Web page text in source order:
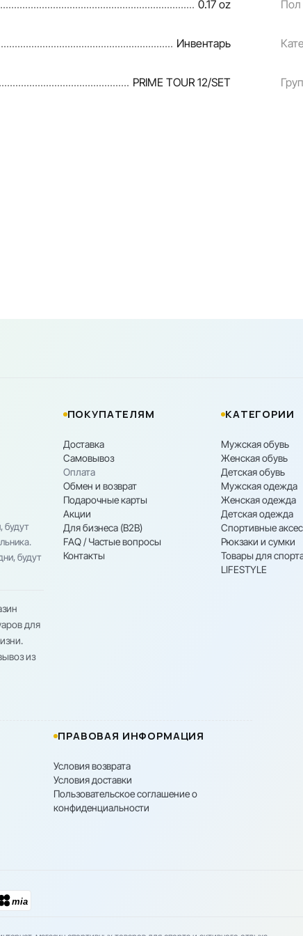
0.17 oz Пол
Инвентарь
PRIME TOUR 12/SET
будут
будут
для
из
ПОКУПАТЕЛЯМ
Доставка
Самовывоз
Оплата
Обмен и возврат
Подарочные карты
Акции
Для бизнеса (B2B)
FAQ / Частые вопросы
Контакты
КАТЕГОРИИ
Мужская обувь
Женская обувь
Детская обувь
Мужская одежда
Женская одежда
Детская одежда
Спортивные
Рюкзаки и сумки
Товары для
LIFESTYLE
ПРАВОВАЯ ИНФОРМАЦИЯ
Условия возврата
Условия доставки
Пользовательское соглашение о
конфиденциальности
mia